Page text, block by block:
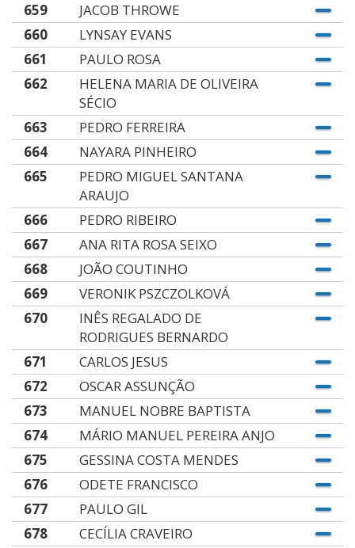
659
JACOB THROWE
660
LYNSAY EVANS
661
PAULO ROSA
662
HELENA MARIA DE OLIVEIRA
SÉCIO
663
PEDRO FERREIRA
664
NAYARA PINHEIRO
665
PEDRO MIGUEL SANTANA
ARAUJO
666
PEDRO RIBEIRO
667
ANA RITA ROSA SEIXO
668
JOÃO COUTINHO
669
VERONIK PSZCZOLKOVÁ
670
INÊS REGALADO DE
RODRIGUES BERNARDO
671
CARLOS JESUS
672
OSCAR ASSUNÇÃO
673
MANUEL NOBRE BAPTISTA
674
MÁRIO MANUEL PEREIRA ANJO
675
GESSINA COSTA MENDES
676
ODETE FRANCISCO
677
PAULO GIL
678
CECÍLIA CRAVEIRO